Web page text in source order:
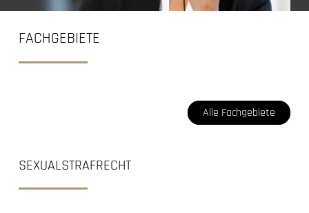
FACHGEBIETE
Alle Fachgebiete
SEXUALSTRAFRECHT